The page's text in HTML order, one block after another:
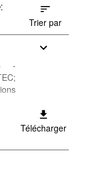
Trier par
-
Télécharger